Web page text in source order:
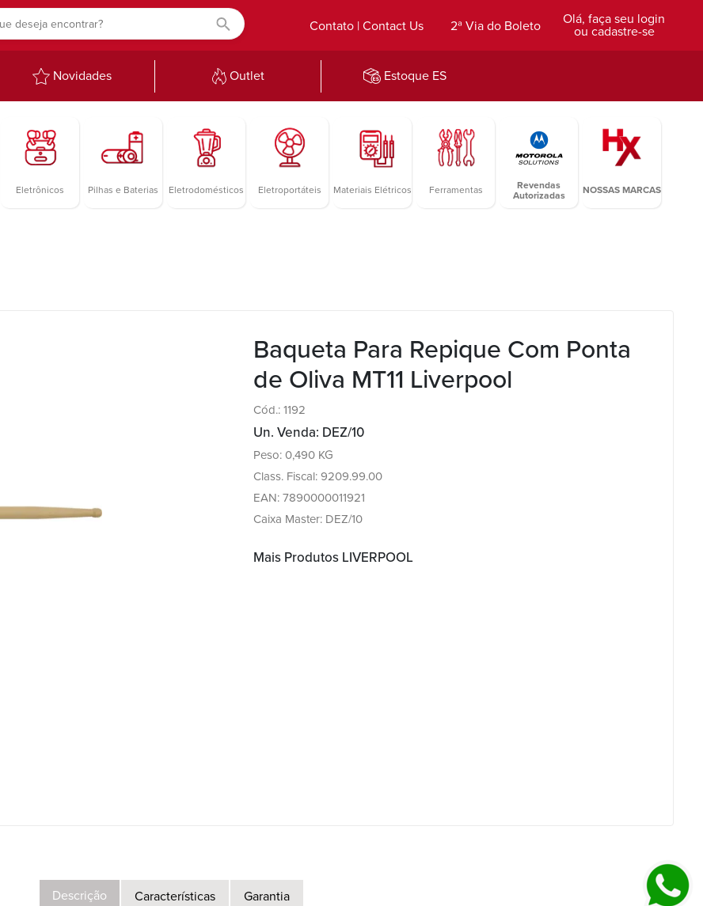
Olá, faça seu login
ou cadastre-se
2ª Via do Boleto
Contato | Contact Us
Novidades Outlet Estoque ES
Eletrônicos Pilhas e Baterias Eletrodomésticos Eletroportáteis Materiais Elétricos Ferramentas
Revendas
Autorizadas
NOSSAS MARCAS
Baqueta Para Repique Com Ponta
de Oliva MT11 Liverpool
Cód.: 1192
Un. Venda: DEZ/10
Peso: 0,490 KG
Class. Fiscal: 9209.99.00
EAN: 7890000011921
Caixa Master: DEZ/10
Mais Produtos LIVERPOOL
Descrição Características Garantia